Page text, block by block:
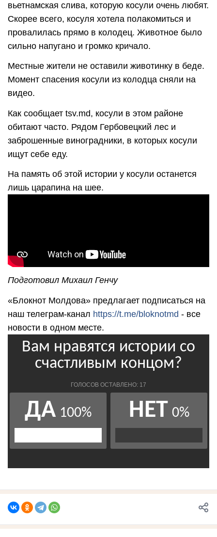
вьетнамская слива, которую косули очень любят.
Скорее всего, косуля хотела полакомиться и
провалилась прямо в колодец. Животное было
сильно напугано и громко кричало.
Местные жители не оставили животинку в беде.
Момент спасения косули из колодца сняли на
видео.
Как сообщает tsv.md, косули в этом районе
обитают часто. Рядом Гербовецкий лес и
заброшенные виноградники, в которых косули
ищут себе еду.
На память об этой истории у косули останется
лишь царапина на шее.
Подготовил Михаил Генчу
«Блокнот Молдова» предлагает подписаться на
наш телеграм-канал https://t.me/bloknotmd - все
новости в одном месте.